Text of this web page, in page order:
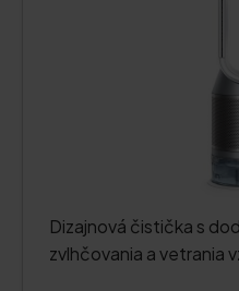
Dizajnová čistička s
zvlhčovania a vetrania